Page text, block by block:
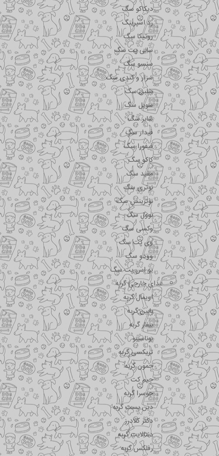
دیکاکو سگ
رد اسپرینگ
روتیکا سگ
سانی پت سگ
سنسو سگ
سزار و کندی سگ
سلبن سگ
سویل سگ
شایر سگ
فیدار سگ
فیفورا سگ
کاکو سگ
مفید سگ
نوتری سگ
نوترینس سگ
نوول سگ
وکسی سگ
وی پت سگ
وودو سگ
یو اس پت سگ
غذای خارجی گربه
اویمال گربه
بابین گربه
بیفار گربه
بوناسیبو
تریکسی گربه
جمون گربه
جیم کت
جوسرا گربه
دین بست گربه
دکتر کلادرز
دنتالایت گربه
رفلکس گربه